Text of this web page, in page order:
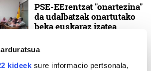
kideek sure informacio pertsonala,
PSE-EErentzat "onartezina"
da udalbatzak onartutako
beka euskaraz izatea